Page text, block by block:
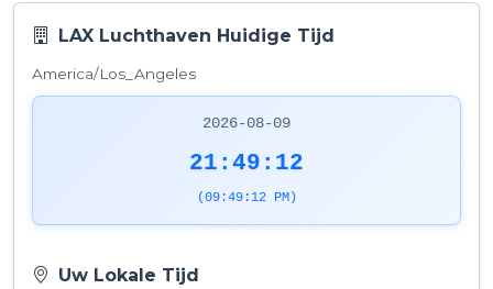
LAX Luchthaven Huidige Tijd
America/Los_Angeles
2026-08-09
21:49:13
(09:49:13 PM)
Uw Lokale Tijd